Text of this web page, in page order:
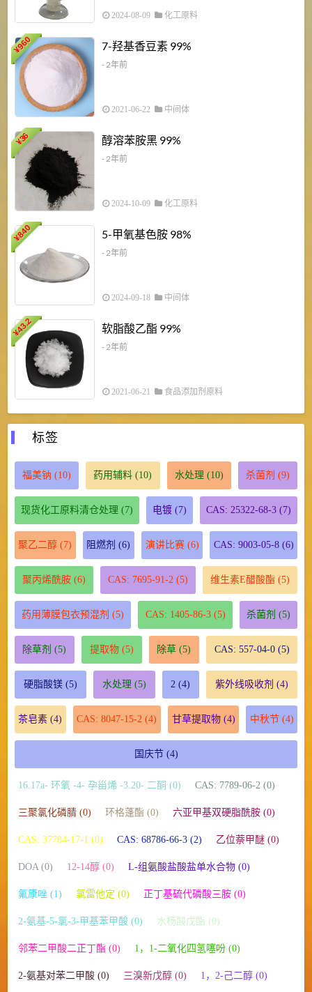
2024-08-09 化工原料
¥
960 7-羟基香豆素 99%
- 2年前
2021-06-22 中间体
¥
36 醇溶苯胺黑 99%
- 2年前
2024-10-09 化工原料
¥
840 5-甲氧基色胺 98%
- 2年前
2024-09-18 中间体
¥
43.2 软脂酸乙酯 99%
- 2年前
2021-06-21 食品添加剂原料
标签
福美钠 (10) 药用辅料 (10) 水处理 (10) 杀菌剂 (9)
现货化工原料清仓处理 (7) 电镀 (7) CAS: 25322-68-3 (7)
聚乙二醇 (7) 阻燃剂 (6) 演讲比赛(6) CAS: 9003-05-8(6)
聚丙烯酰胺(6) CAS: 7695-91-2 (5) 维生素E醋酸酯 (5)
药用薄膜包衣预混剂 (5) CAS: 1405-86-3(5) 杀菌剂 (5)
除草剂 (5) 提取物(5) 除草 (5) CAS: 557-04-0(5)
硬脂酸镁(5) 水处理 (5) 2 (4) 紫外线吸收剂 (4)
茶皂素 (4) CAS: 8047-15-2 (4) 甘草提取物(4) 中秋节(4)
国庆节(4)
16.17a- 环氧 -4- 孕甾烯 -3.20- 二酮 (0) CAS: 7789-06-2 (0)
三聚氯化磷腈 (0) 环格蓬酯 (0) 六亚甲基双硬脂酰胺 (0)
CAS: 37784-17-1 (0) CAS: 68786-66-3 (2) 乙位萘甲醚 (0)
DOA (0) 12-14醇 (0) L-组氨酸盐酸盐单水合物 (0)
氟康唑 (1) 氯雷他定 (0) 正丁基硫代磷酸三胺 (0)
2-氨基-5-氯-3-甲基苯甲酸 (0) 水杨酸戊酯 (0)
邻苯二甲酸二正丁酯 (0) 1，1-二氧化四氢噻吩 (0)
2-氨基对苯二甲酸 (0) 三溴新戊醇 (0) 1，2-己二醇 (0)